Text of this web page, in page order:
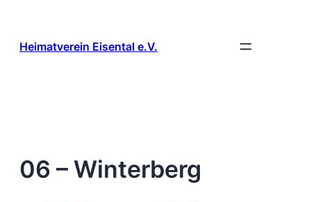
springen
Heimatverein Eisental e.V.
06 – Winterberg